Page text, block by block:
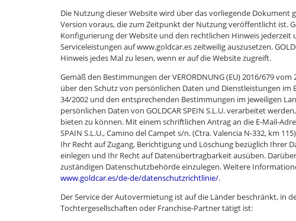
Die Nutzung dieser Website wird über das vorliegende Dokument
Version voraus, die zum Zeitpunkt der Nutzung veröffentlicht ist.
Konfigurierung der Website und den rechtlichen Hinweis
Serviceleistungen auf www.goldcar.es zeitweilig auszusetzen.
Hinweis jedes Mal zu lesen, wenn er auf die Website zugreift.
Gemäß den Bestimmungen der VERORDNUNG (EU) 2016/679
über den Schutz von persönlichen Daten und Dienstleistungen
34/2002 und den entsprechenden Bestimmungen im jeweiligen
persönlichen Daten von GOLDCAR SPEIN S.L.U. verarbeitet
bieten zu können. Mit einem schriftlichen Antrag an die E-Mail-
SPAIN S.L.U., Camino del Campet s/n. (Ctra. Valencia N-332, km
Ihr Recht auf Zugang, Berichtigung und Löschung bezüglich Ihrer
einlegen und Ihr Recht auf Datenübertragbarkeit ausüben.
zuständigen Datenschutzbehörde einzulegen. Weitere
www.goldcar.es/de-de/datenschutzrichtlinie/.
Der Service der Autovermietung ist auf die Länder beschränkt, in
Tochtergesellschaften oder Franchise-Partner tätigt ist: